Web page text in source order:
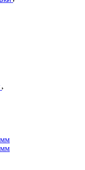
мм
мм